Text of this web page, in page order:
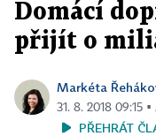
Domácí
přijít o
Markéta
31. 8. 2018 09:15
PŘEHRÁT